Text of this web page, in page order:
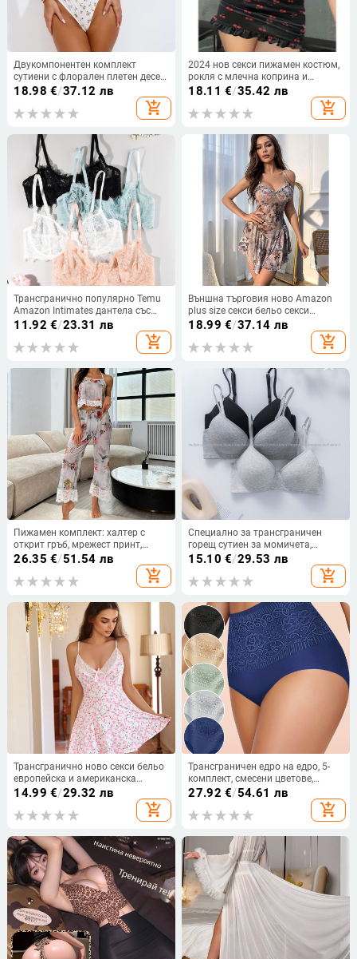
Двукомпонентен комплект
сутиени с флорален плетен десен,
полиестер, Push-Up, дишащи,
чаши без подплата, фиксирани
двойни презрамки, заден три
стил
18.98 €/37.12 лв
add_shopping_cart
2024 нов секси пижамен костюм,
рокля с млечна коприна и
черешов принт, нощница с
18.11 €/35.42 лв
add_shopping_cart
Трансгранично популярно Temu
Amazon Intimates дантела със
стоманени пръстени регулируеми
презрамки фабрика директни
продажби дишащ и отслабващ
11.92 €/23.31 лв
add_shopping_cart
Външна търговия ново Amazon
plus size секси бельо секси
изкушение флорални презрамки
събрана неправилна нощница
w716
18.99 €/37.14 лв
add_shopping_cart
Пижамен комплект: халтер с
открит гръб, мрежест принт,
полиестерна тъкан, 95–100%
26.35 €/51.54 лв
add_shopping_cart
Специално за трансграничен
горещ сутиен за момичета,
дишащ и удобен гладък памучен
сутиен със стоманени пръстени,
събран против увисване
15.10 €/29.53 лв
add_shopping_cart
Трансгранично ново секси бельо
европейска и американска
външна търговия дантелена
флорална пола секси рокля с
щампа за коса
14.99 €/29.32 лв
add_shopping_cart
Трансграничен едро на едро, 5-
комплект, смесени цветове,
трансгранично бельо с голям
размер, висока талия, контрол на
корема, дамски бикини,
размери
27.92 €/54.61 лв
add_shopping_cart